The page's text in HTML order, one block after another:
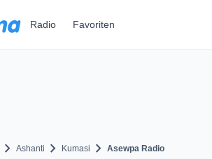
Radio Favoriten
chevron_right Ashanti chevron_right Kumasi chevron_right Asewpa Radio